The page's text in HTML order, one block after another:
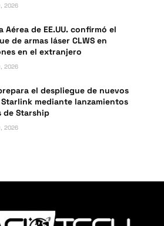
2026
Aérea de EE.UU. confirmó el
de armas láser CLWS en
en el extranjero
2026
el despliegue de nuevos
mediante lanzamientos
de Starship
2026